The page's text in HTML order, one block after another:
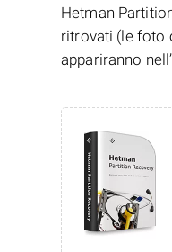
Hetman
ritrovati (le foto
appariranno